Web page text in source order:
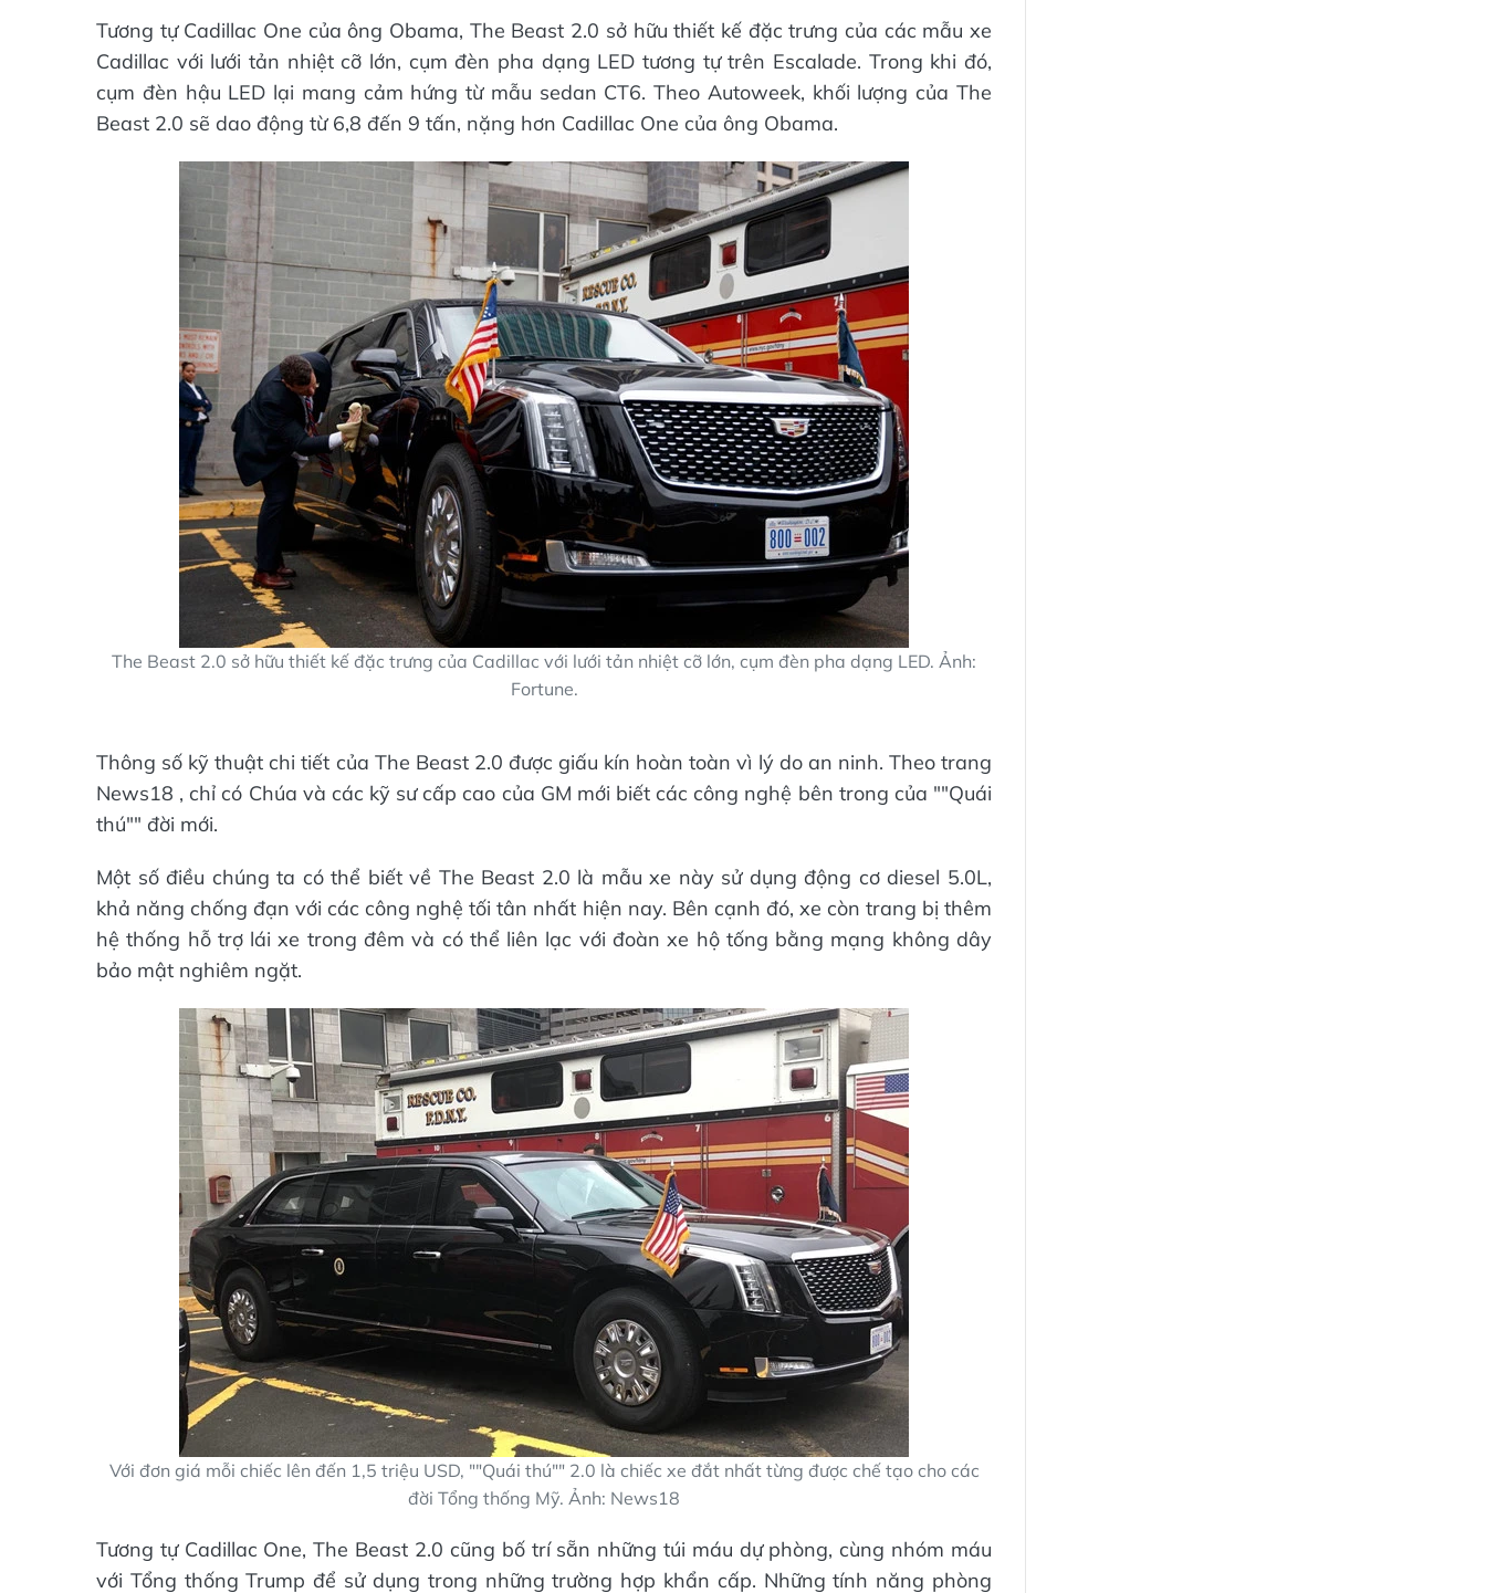
Tương tự Cadillac One của ông Obama, The Beast 2.0 sở hữu thiết kế đặc trưng của các mẫu xe
Cadillac với lưới tản nhiệt cỡ lớn, cụm đèn pha dạng LED tương tự trên Escalade. Trong khi đó,
cụm đèn hậu LED lại mang cảm hứng từ mẫu sedan CT6. Theo Autoweek, khối lượng của The
Beast 2.0 sẽ dao động từ 6,8 đến 9 tấn, nặng hơn Cadillac One của ông Obama.
The Beast 2.0 sở hữu thiết kế đặc trưng của Cadillac với lưới tản nhiệt cỡ lớn, cụm đèn pha dạng LED. Ảnh:
Fortune.
Thông số kỹ thuật chi tiết của The Beast 2.0 được giấu kín hoàn toàn vì lý do an ninh. Theo trang
News18 , chỉ có Chúa và các kỹ sư cấp cao của GM mới biết các công nghệ bên trong của ""Quái
thú"" đời mới.
Một số điều chúng ta có thể biết về The Beast 2.0 là mẫu xe này sử dụng động cơ diesel 5.0L,
khả năng chống đạn với các công nghệ tối tân nhất hiện nay. Bên cạnh đó, xe còn trang bị thêm
hệ thống hỗ trợ lái xe trong đêm và có thể liên lạc với đoàn xe hộ tống bằng mạng không dây
bảo mật nghiêm ngặt.
Với đơn giá mỗi chiếc lên đến 1,5 triệu USD, ""Quái thú"" 2.0 là chiếc xe đắt nhất từng được chế tạo cho các
đời Tổng thống Mỹ. Ảnh: News18
Tương tự Cadillac One, The Beast 2.0 cũng bố trí sẵn những túi máu dự phòng, cùng nhóm máu
với Tổng thống Trump để sử dụng trong những trường hợp khẩn cấp. Những tính năng phòng